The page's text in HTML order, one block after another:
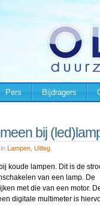
Pers Bijdragers
bij
in Lampen Uitleg
koude lampen. Dit is de
van een lamp. De
met die van een motor.
digitale multimeter is